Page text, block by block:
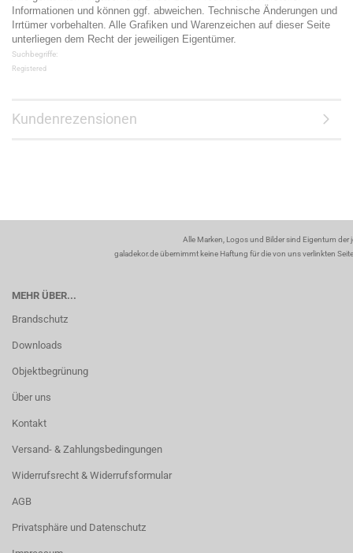
Informationen und können ggf. abweichen. Technische Änderungen und
Irrtümer vorbehalten. Alle Grafiken und Warenzeichen auf dieser Seite
unterliegen dem Recht der jeweiligen Eigentümer.
Suchbegriffe:
Registered
Kundenrezensionen
Alle Marken, Logos und Bilder sind Eigentum
galadekor.de übernimmt keine Haftung für die von uns verlinkten
MEHR ÜBER...
Brandschutz
Downloads
Objektbegrünung
Über uns
Kontakt
Versand- & Zahlungsbedingungen
Widerrufsrecht & Widerrufsformular
AGB
Privatsphäre und Datenschutz